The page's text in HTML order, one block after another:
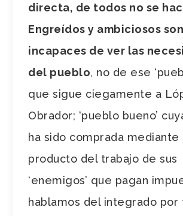
directa, de todos no se
Engreídos y ambiciosos son
incapaces de ver las
del pueblo, no de ese
que sigue ciegamente a
Obrador; ‘pueblo bueno’
ha sido comprada mediante
producto del trabajo de sus
‘enemigos’ que pagan
hablamos del integrado por